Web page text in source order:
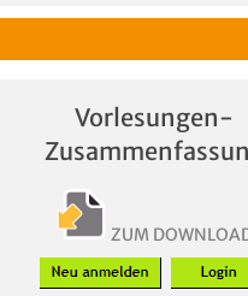
Vorlesungen-
ZUM